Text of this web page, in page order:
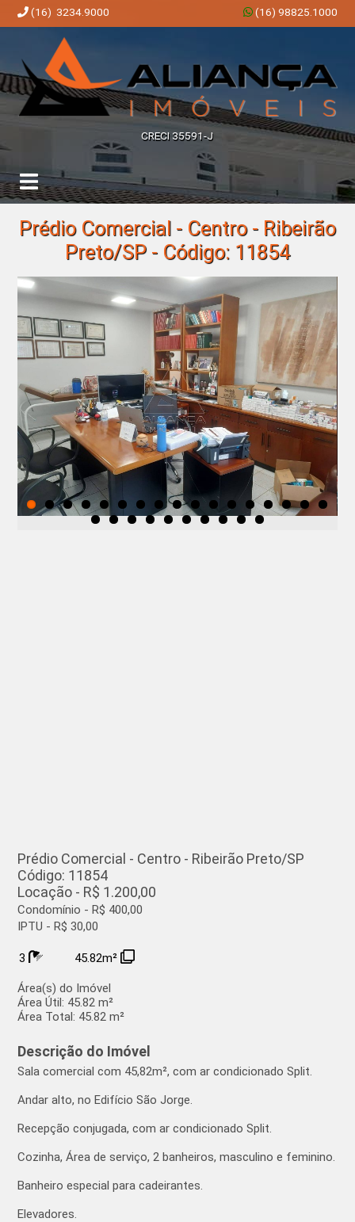
(16) 3234.9000 (16) 98825.1000
CRECI 35591-J
Prédio Comercial - Centro - Ribeirão
Preto/SP - Código: 11854
Prédio Comercial - Centro - Ribeirão Preto/SP
Código: 11854
Locação - R$ 1.200,00
Condomínio - R$ 400,00
IPTU - R$ 30,00
3 45.82m²
Área(s) do Imóvel
Área Útil: 45.82 m²
Área Total: 45.82 m²
Descrição do Imóvel
Sala comercial com 45,82m², com ar condicionado Split.
Andar alto, no Edifício São Jorge.
Recepção conjugada, com ar condicionado Split.
Cozinha, Área de serviço, 2 banheiros, masculino e feminino.
Banheiro especial para cadeirantes.
Elevadores.